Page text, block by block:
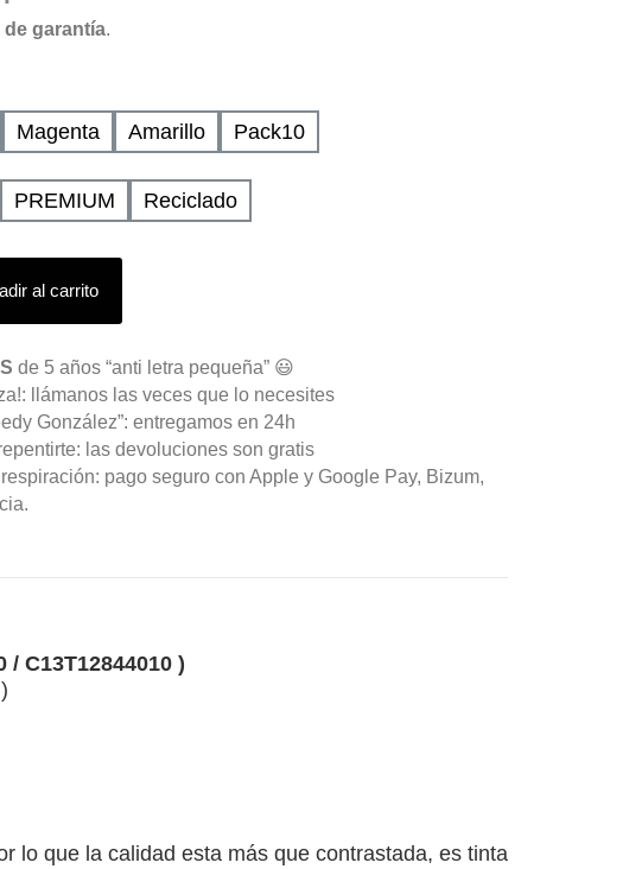
de garantía.
Magenta Amarillo Pack10
PREMIUM Reciclado
al carrito
de 5 años “anti letra pequeña” 😃
llámanos las veces que lo necesites
González”: entregamos en 24h
las devoluciones son gratis
pago seguro con Apple y Google Pay, Bizum,
/ C13T12844010 )
lo que la calidad esta más que contrastada, es tinta